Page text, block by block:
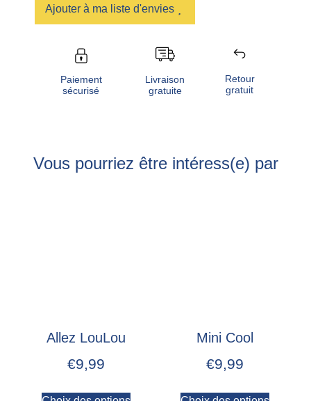
Ajouter à ma liste d'envies
Paiement
sécurisé
Livraison
gratuite
Retour
gratuit
Vous pourriez être intéress(e) par
Allez LouLou
€9,99
Mini Cool
€9,99